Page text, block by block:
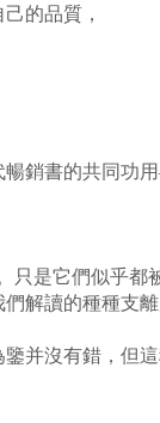
的品質，
銷書的共同功
是它們似乎都
解讀的種種支
沒有錯，但